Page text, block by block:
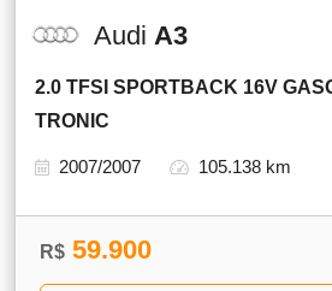
Audi A3
2.0 TFSI SPORTBACK 16V
TRONIC
2007/2007 105.138 km
R$ 59.900